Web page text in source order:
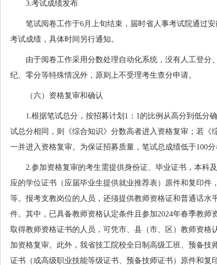
3.考试成绩发布
笔试阅卷工作于6月上旬结束，届时省人事考试院通过安
考试成绩，具体时间另行通知。
由于阅卷工作采用分数处理自动化系统，没有人工登分
纪、零分等特殊情况外，原则上不受理考生查分申请。
（六）资格复审和确认
1.根据笔试总分，按招募计划1：1的比例从高分到低分
试总分相同，则《综合知识》分数高者进入资格复审；若《
一并进入资格复审。为保证招募质量，笔试总成绩低于100
2.参加资格复审的考生需提供身份证、毕业证书，本科
应的学位证书（应届毕业生提供就业推荐表）原件和复印件
等。报考支教岗位的人员，还须提供教师资格证和普通话水
件。其中，已具备教师资格认定条件且参加2024年春季教师
取得教师资格证书的人员，可凭市、县（市、区）教师资格
加资格复审。此外，我省技工院校全日制高级工班、预备技
证书（或高级职业技能等级证书、预备技师证书）原件和复